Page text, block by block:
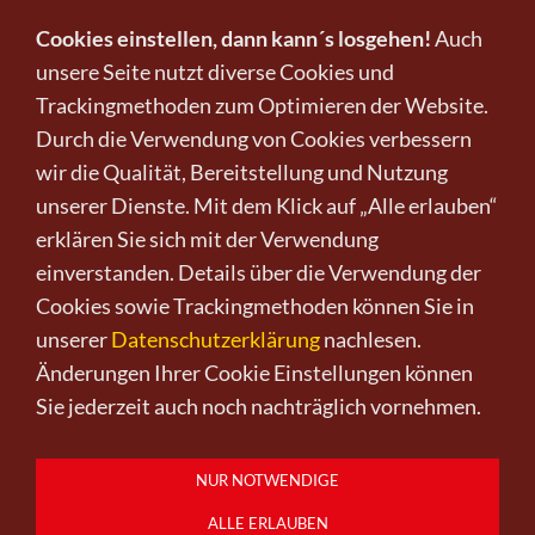
Infos zu Verkauf und Versand!
KUNST KAUFEN BEI CRELALA
Kunst kaufenKunst verkaufenKontaktWirNewsletter Datenschutz
Impressum AGB Widerruf
0151-21315985 D-64625 Bensheim
Cookies einstellen, dann kann´s losgehen!Auch
unsere Seite nutzt diverse Cookies und
Trackingmethoden zum Optimieren der Website.
Durch die Verwendung von Cookies verbessern
wir die Qualität, Bereitstellung und Nutzung
unserer Dienste. Mit dem Klick auf „Alle erlauben“
erklären Sie sich mit der Verwendung
einverstanden. Details über die Verwendung der
Cookies sowie Trackingmethoden können Sie in
unsererDatenschutzerklärungnachlesen.
Änderungen Ihrer Cookie Einstellungen können
Sie jederzeit auch noch nachträglich vornehmen.
NUR NOTWENDIGE
ALLE ERLAUBEN